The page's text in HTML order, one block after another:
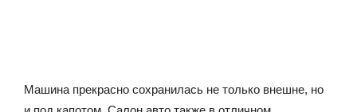
Машина прекрасно сохранилась не только внешне, но